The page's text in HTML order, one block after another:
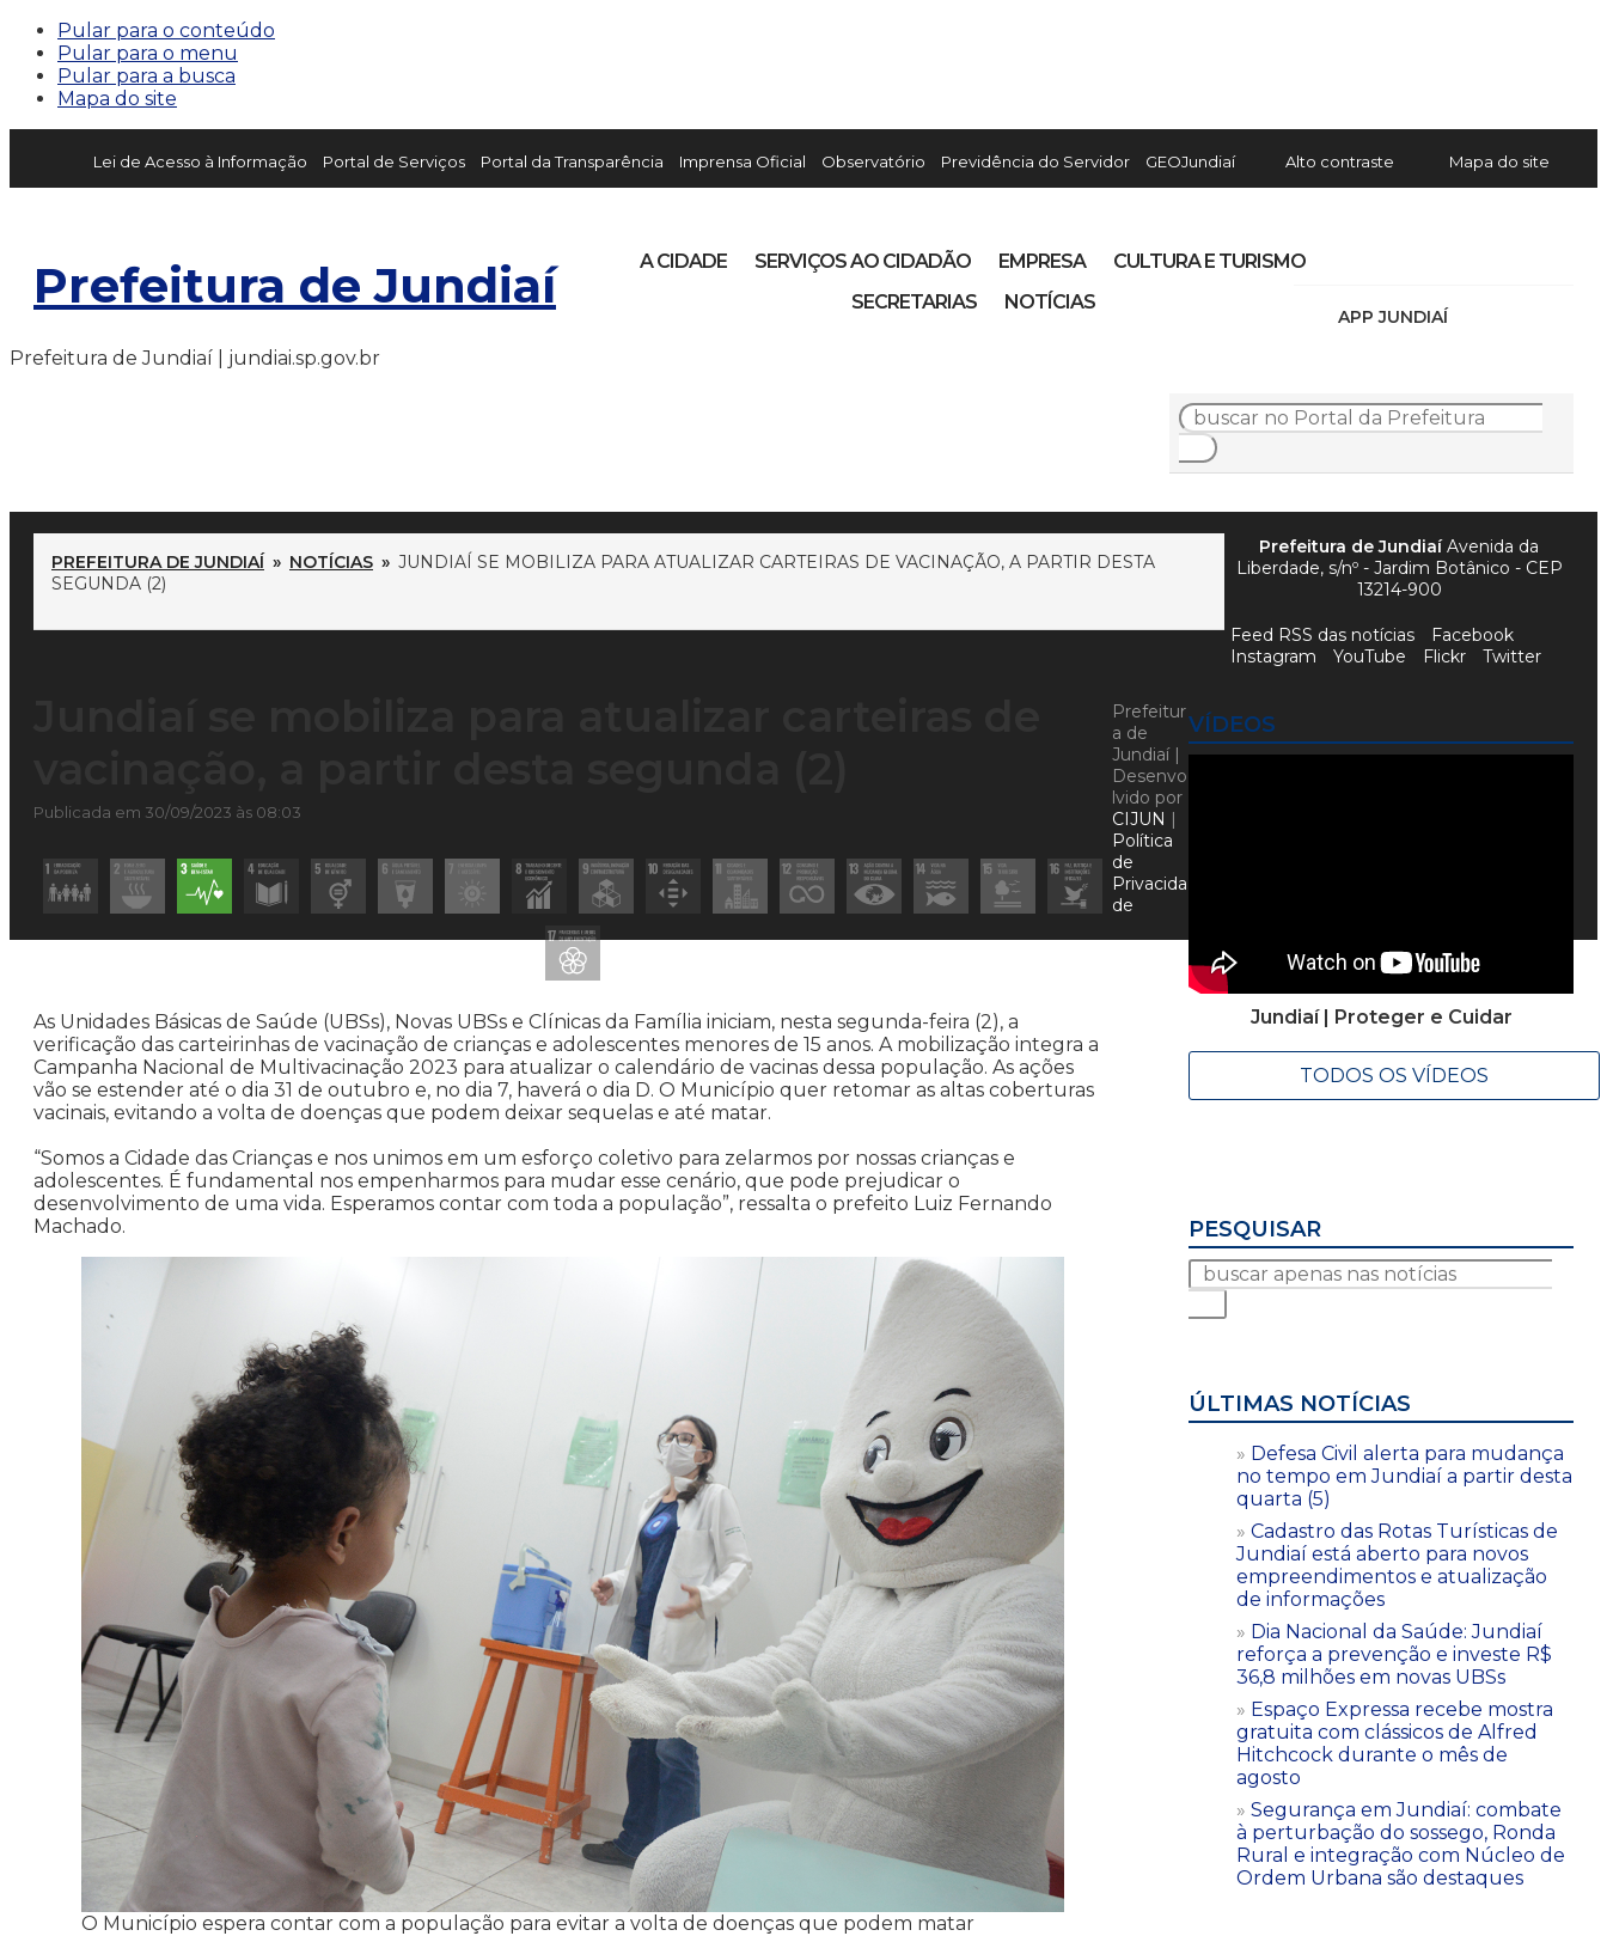
Pular para o conteúdo
Pular para o menu
Pular para a busca
Mapa do site
Lei de Acesso à Informação Portal de Serviços Portal da Transparência Imprensa Oficial Observatório Previdência do Servidor GEOJundiaí Alto contraste Mapa do site
Prefeitura de Jundiaí
APP JUNDIAÍ
A CIDADE SERVIÇOS AO CIDADÃO EMPRESA
CULTURA E TURISMO
SECRETARIAS
NOTÍCIAS
Prefeitura de Jundiaí | jundiai.sp.gov.br
PREFEITURA DE JUNDIAÍ » NOTÍCIAS » JUNDIAÍ SE MOBILIZA PARA ATUALIZAR CARTEIRAS DE VACINAÇÃO, A PARTIR DESTA
SEGUNDA (2)
Publicada em 30/09/2023 às 08:03
As Unidades Básicas de Saúde (UBSs), Novas UBSs e Clínicas da Família iniciam, nesta segunda-feira (2), a
verificação das carteirinhas de vacinação de crianças e adolescentes menores de 15 anos. A mobilização integra a
Campanha Nacional de Multivacinação 2023 para atualizar o calendário de vacinas dessa população. As ações
vão se estender até o dia 31 de outubro e, no dia 7, haverá o dia D. O Município quer retomar as altas coberturas
vacinais, evitando a volta de doenças que podem deixar sequelas e até matar.
“Somos a Cidade das Crianças e nos unimos em um esforço coletivo para zelarmos por nossas crianças e
adolescentes. É fundamental nos empenharmos para mudar esse cenário, que pode prejudicar o
desenvolvimento de uma vida. Esperamos contar com toda a população”, ressalta o prefeito Luiz Fernando
Machado.
O Município espera contar com a população para evitar a volta de doenças que podem matar
VÍDEOS
Jundiaí | Proteger e Cuidar
TODOS OS VÍDEOS
PESQUISAR
ÚLTIMAS NOTÍCIAS
Defesa Civil alerta para mudança
no tempo em Jundiaí a partir desta
quarta (5)
Cadastro das Rotas Turísticas de
Jundiaí está aberto para novos
empreendimentos e atualização
de informações
Dia Nacional da Saúde: Jundiaí
reforça a prevenção e investe R$
36,8 milhões em novas UBSs
Espaço Expressa recebe mostra
gratuita com clássicos de Alfred
Hitchcock durante o mês de
agosto
Segurança em Jundiaí: combate
à perturbação do sossego, Ronda
Rural e integração com Núcleo de
Ordem Urbana são destaques
Prefeitura de JundiaíAvenida da
Liberdade, s/nº - Jardim Botânico - CEP
13214-900
Feed RSS das notícias
Facebook
Instagram
YouTube Flickr Twitter
Prefeitur
a de
Jundiaí |
Desenvo
lvido por
CIJUN |
Política
de
Privacida
de